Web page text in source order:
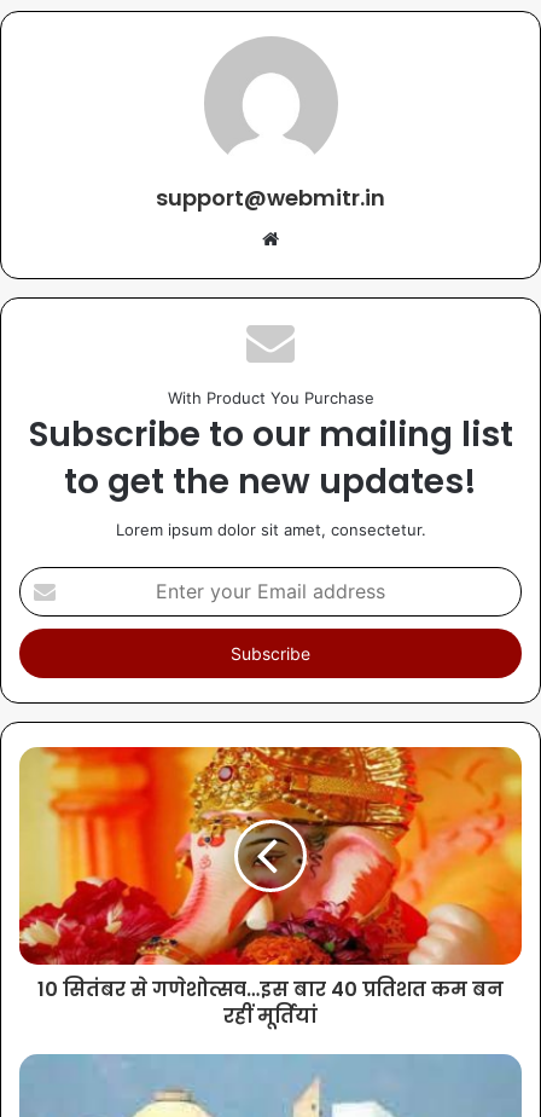
support@webmitr.in
With Product You Purchase
Subscribe to our mailing list
to get the new updates!
Lorem ipsum dolor sit amet, consectetur.
10 सितंबर से गणेशोत्सव…इस बार 40 प्रतिशत कम बन
रहीं मूर्तियां